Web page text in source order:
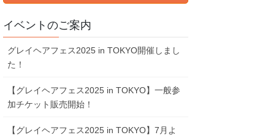
イベントのご案内
グレイヘアフェス2025 in TOKYO開催しまし
た！
【グレイヘアフェス2025 in TOKYO】一般参
加チケット販売開始！
【グレイヘアフェス2025 in TOKYO】7⽉よ